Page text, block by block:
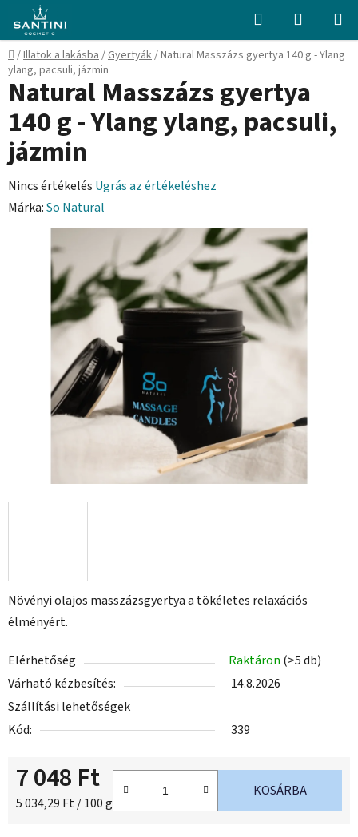
fő
tartalomhoz
Keresés KOSÁR
Kezdőlap
/Illatok a lakásba/Gyertyák/Natural Masszázs gyertya 140 g - Ylang
ylang, pacsuli, jázmin
Növényi olajos masszázsgyertya a tökéletes relaxációs
élményért.
Elérhetőség Raktáron (>5 db)
Várható kézbesítés:
14.8.2026
Szállítási lehetőségek
Kód:
339
7 048 Ft
Egységár:
5 034,29 Ft / 100 g
KOSÁRBA
Natural Masszázs gyertya
140 g - Ylang ylang, pacsuli,
jázmin
A
termék
értékelése
Nincs értékelés Ugrás az értékeléshez
Márka:So Natural